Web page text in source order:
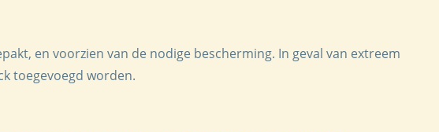
en voorzien van de nodige bescherming. In geval van extreem
toegevoegd worden.